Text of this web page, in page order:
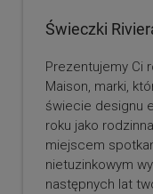
Świeczki
Prezentujemy Ci
Maison, marki,
świecie designu
roku jako
miejscem
nietuzinkowym
następnych lat